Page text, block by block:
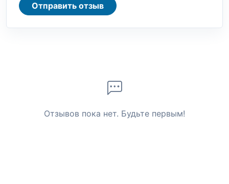
Отправить отзыв
Отзывов пока нет. Будьте первым!